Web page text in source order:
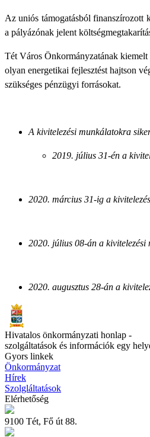
Az uniós támogatásból finanszírozott
a pályázónak jelent
Tét Város Önkormányzatának kiemelt
olyan energetikai fejlesztést hajtson
szükséges pénzügyi forrásokat.
A kivitelezési munkálatokra
2019. július 31-én a
2020. március 31-ig a
2020. július 08-án a kivitelezési
2020. augusztus 28-án a
Hivatalos önkormányzati honlap -
szolgáltatások és információk egy
Gyors linkek
Önkormányzat
Hírek
Szolgláltatások
Elérhetőség
9100 Tét, Fő út 88.